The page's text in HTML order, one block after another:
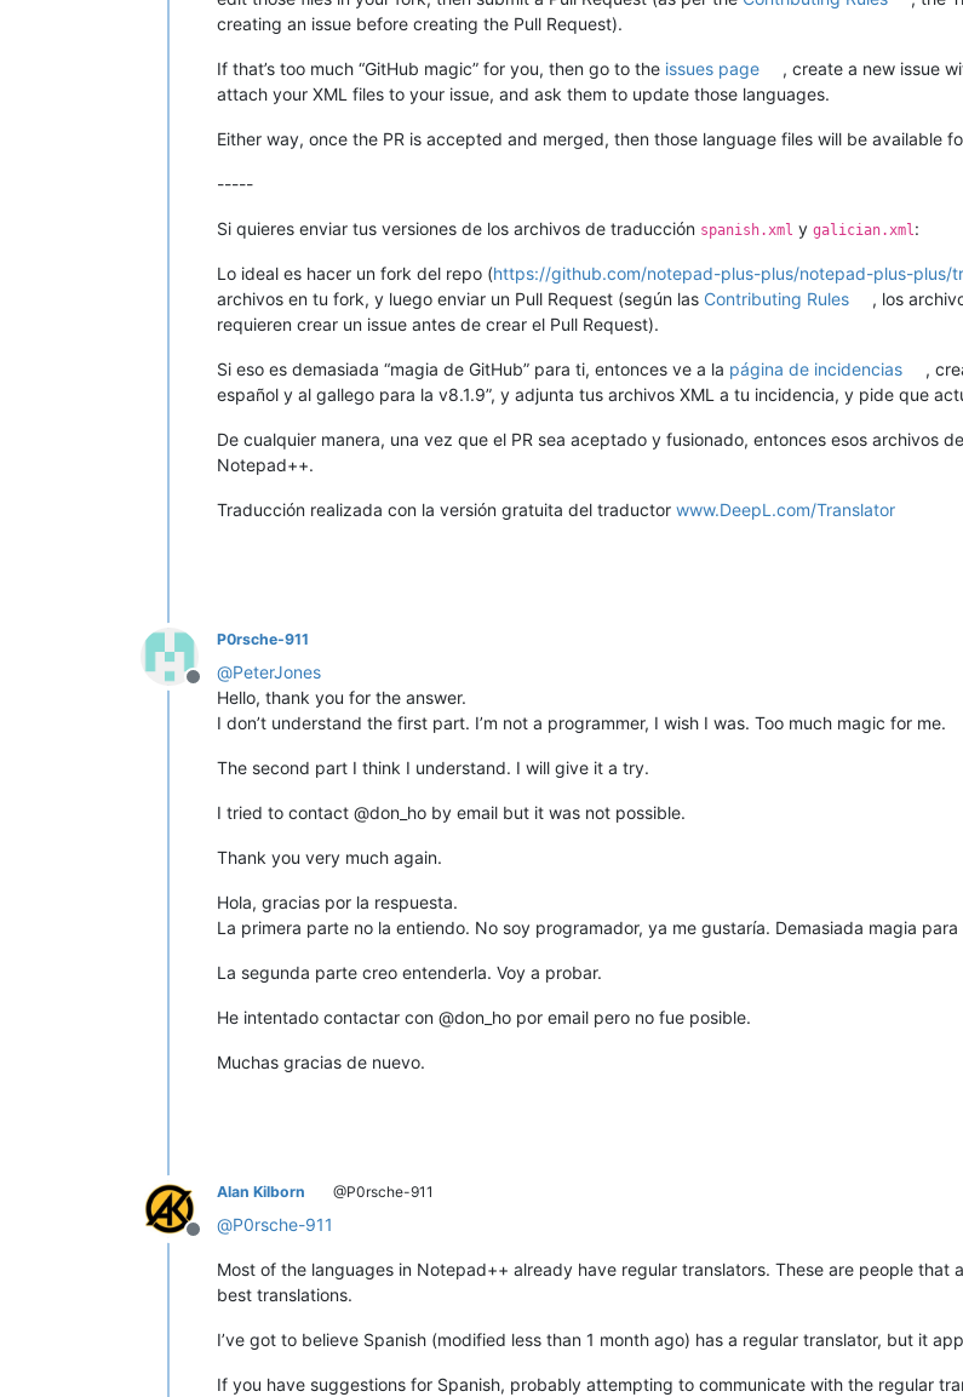
creating an issue before creating the Pull Request).
If that’s too much “GitHub magic” for you, then go to the issues page
, create a new issue
attach your XML files to your issue, and ask them to update those languages.
Either way, once the PR is accepted and merged, then those language files will be available
-----
Si quieres enviar tus versiones de los archivos de traducción spanish.xml y galician.xml :
Lo ideal es hacer un fork del repo (https://github.com/notepad-plus-plus/notepad-plus-plus/
archivos en tu fork, y luego enviar un Pull Request (según las Contributing Rules
, los
requieren crear un issue antes de crear el Pull Request).
Si eso es demasiada “magia de GitHub” para ti, entonces ve a la página de incidencias
,
español y al gallego para la v8.1.9”, y adjunta tus archivos XML a tu incidencia, y pide que
De cualquier manera, una vez que el PR sea aceptado y fusionado, entonces esos archivos
Notepad++.
Traducción realizada con la versión gratuita del traductor www.DeepL.com/Translator
Offline
P0rsche-911
@PeterJones
Hello, thank you for the answer.
I don’t understand the first part. I’m not a programmer, I wish I was. Too much magic for me.
The second part I think I understand. I will give it a try.
I tried to contact @don_ho by email but it was not possible.
Thank you very much again.
Hola, gracias por la respuesta.
La primera parte no la entiendo. No soy programador, ya me gustaría. Demasiada magia para
La segunda parte creo entenderla. Voy a probar.
He intentado contactar con @don_ho por email pero no fue posible.
Muchas gracias de nuevo.
Offline
Alan Kilborn @P0rsche-911
@P0rsche-911
Most of the languages in Notepad++ already have regular translators. These are people
best translations.
I’ve got to believe Spanish (modified less than 1 month ago) has a regular translator, but it
If you have suggestions for Spanish, probably attempting to communicate with the regular